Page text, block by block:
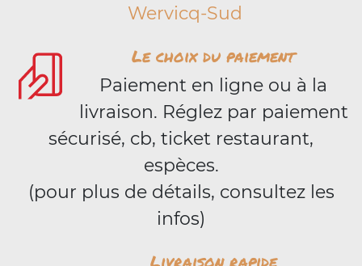
Wervicq-Sud
Le choix du paiement
Paiement en ligne ou à la
livraison. Réglez par paiement
sécurisé, cb, ticket restaurant,
espèces.
(pour plus de détails, consultez les
infos)
Livraison rapide